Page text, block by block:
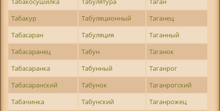
Табакур
Табуляционный
Таганец
Табасаран
Табуляция
Таганный
Табасаранец
Табун
Таганок
Табасаранка
Табунный
Таганрог
Табасаранский
Табунок
Таганрогский
Табачинка
Табунский
Таганрожец